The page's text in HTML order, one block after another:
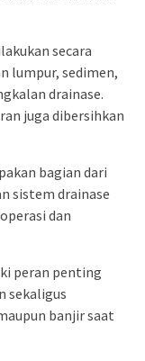
secara
lumpur, sedimen,
drainase.
juga dibersihkan
bagian dari
sistem drainase
dan
peran penting
sekaligus
banjir saat